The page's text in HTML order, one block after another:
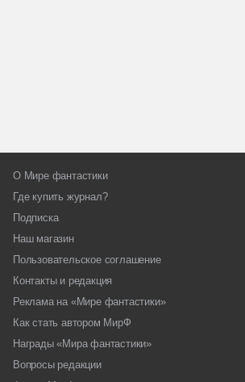
О Мире фантастики
Где купить журнал?
Подписка
Наш магазин
Пользовательское соглашение
Контакты и редакция
Реклама на «Мире фантастики»
Как стать автором МирФ
Награды «Мира фантастики»
Вопросы редакции